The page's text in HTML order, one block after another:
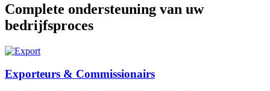
Complete ondersteuning van uw
bedrijfsproces
Exporteurs & Commissionairs